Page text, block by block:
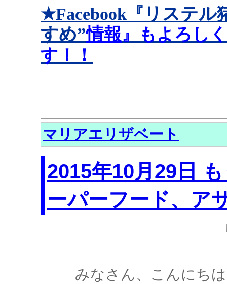
★Facebook『 リステル
すめ”情報』もよろし
す！！
マリアエリザベート
2015年10月29日
ーパーフード、ア
みなさん、こんにちは